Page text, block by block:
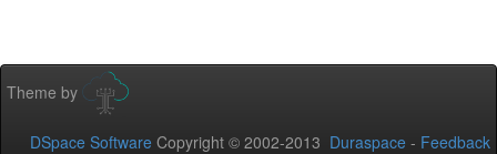
Theme by
DSpace Software Copyright © 2002-2013 Duraspace - Feedback